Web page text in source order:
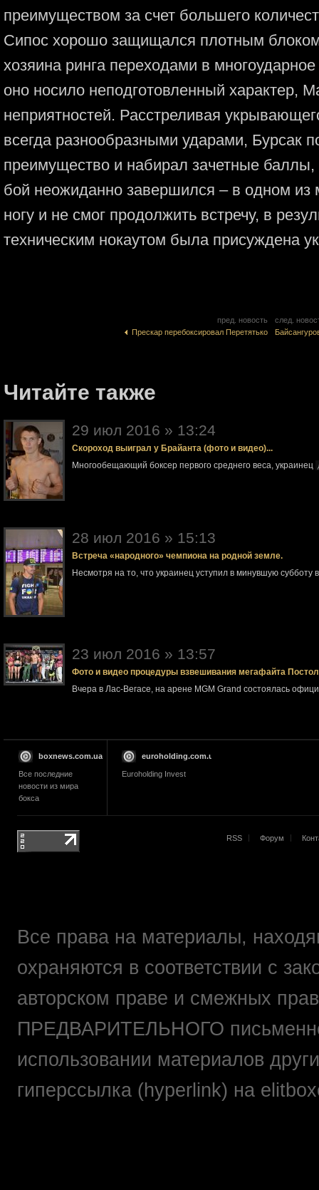
преимуществом за счет большего
Сипос хорошо защищался плотным блоком
хозяина ринга переходами в
оно носило неподготовленный характер,
неприятностей. Расстреливая
всегда разнообразными ударами, Бурсак
преимущество и набирал зачетные баллы,
бой неожиданно завершился – в одном из
ногу и не смог продолжить встречу, в
техническим нокаутом была присуждена
пред. новость
Прескар перебоксировал Перетятько
след.
Читайте также
29 июл 2016 » 13:24
Скороход выиграл у Брайанта (фото и видео)...
Многообещающий боксер первого среднего веса, украинец
28 июл 2016 » 15:13
Встреча «народного» чемпиона на родной земле.
Несмотря на то, что украинец уступил в минувшую субботу
23 июл 2016 » 13:57
Фото и видео процедуры взвешивания мегафайта
Вчера в Лас-Вегасе, на арене MGM Grand состоялась
boxnews.com.ua
Все последние
новости из мира
бокса
euroholding.com.ua
Euroholding Invest
RSS Форум
Все права на материалы,
охраняются в соответствии с
авторском праве и смежных
ПРЕДВАРИТЕЛЬНОГО
использовании материалов
гиперссылка (hyperlink) на